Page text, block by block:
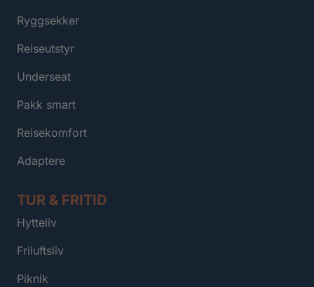
Ryggsekker
Reiseutstyr
Underseat
Pakk smart
Reisekomfort
Adaptere
TUR & FRITID
Hytteliv
Friluftsliv
Piknik